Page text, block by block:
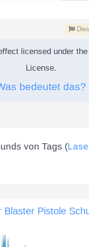
licensed under the
License.
bedeutet das?
von Tags (
Blaster Pistole